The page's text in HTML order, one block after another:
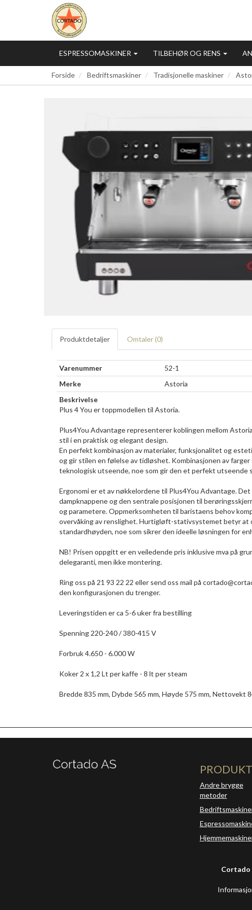
ESPRESSOMASKINER TILBEHØR OG RENS
Forside Bedriftsmaskiner Tradisjonelle maskiner
Produktdetaljer Omtaler (0)
Varenummer
52-1
Merke
Astoria
Beskrivelse
Plus 4 You er toppmodellen til Astoria.
Plus4You Advantage representerer koblingen mellom
stil i en praktisk og elegant design.
En perfekt kombinasjon av materialer, funksjonalitet og
og gir stilen en følelse av tidløshet. Kombinasjonen av
teknologisk utseende, noe som gir den et perfekt utseende
Ergonomi er et av nøkkelordene til Plus4You Advantage.
dampknappene og den sentrale posisjonen til
og parametere. Oppmerksomheten til baristaens behov
overvåking av renslighet. Hurtigløft-stativsystemet betyr at
standardhøyden, noe som sikrer den ideelle løsningen for
NB! Prisen oppgitt er en veiledende pris inklusive mva på
delegaranti, men ikke montering.
Ring oss på 21 93 22 22 eller send oss mail på
den konfigurasjonen du trenger.
Leveringstiden er ca 5-6 uker fra bestilling
Spenning 220-240 / 380-415 V
Forbruk 4.650 - 6.000 W
Koker 2 x 1,2 Lt per kaffe - 8 lt per steam
Bredde 835 mm, Dybde 565 mm, Høyde 575 mm, Nettovekt
Andre brygge
metoder
Cortado